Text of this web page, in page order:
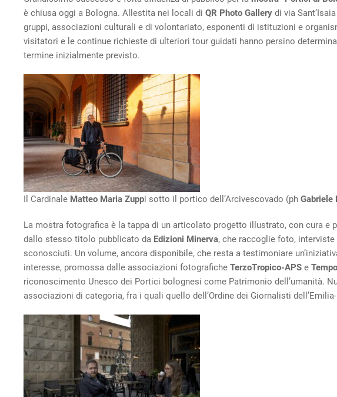
è chiusa oggi a Bologna. Allestita nei locali di QR Photo Gallery di via
gruppi, associazioni culturali e di volontariato, esponenti di istituzioni e
visitatori e le continue richieste di ulteriori tour guidati hanno persino
termine inizialmente previsto.
Il Cardinale Matteo Maria Zuppi sotto il portico dell’Arcivescovado (ph Gabriele
La mostra fotografica è la tappa di un articolato progetto illustrato, con cura e
dallo stesso titolo pubblicato da Edizioni Minerva, che raccoglie foto,
sconosciuti. Un volume, ancora disponibile, che resta a testimoniare
interesse, promossa dalle associazioni fotografiche TerzoTropico-APS e
riconoscimento Unesco dei Portici bolognesi come Patrimonio dell’umanità.
associazioni di categoria, fra i quali quello dell’Ordine dei Giornalisti